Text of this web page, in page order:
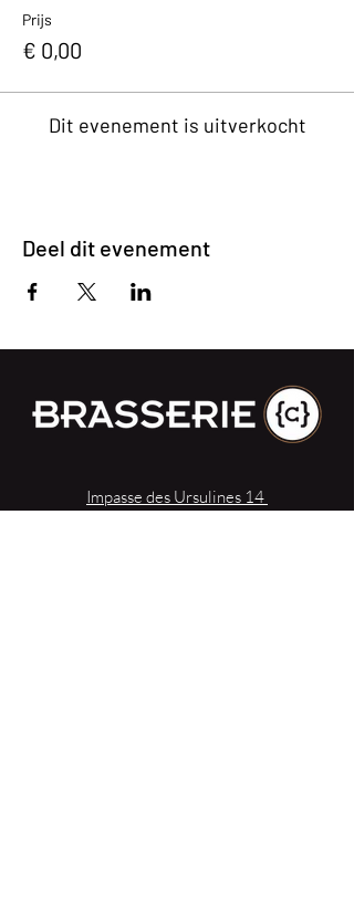
Prijs
€ 0,00
Dit evenement is uitverkocht
Deel dit evenement
Impasse des Ursulines 14